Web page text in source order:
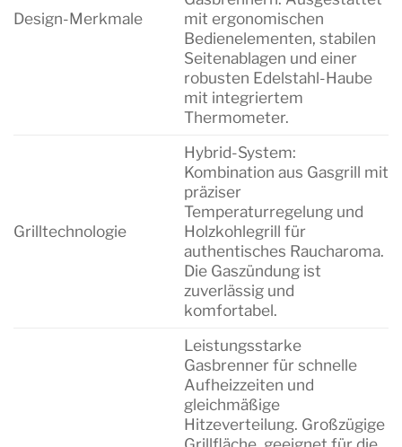
Design-Merkmale
mit ergonomischen
Bedienelementen, stabilen
Seitenablagen und einer
robusten Edelstahl-Haube
mit integriertem
Thermometer.
Grilltechnologie
Hybrid-System:
Kombination aus Gasgrill mit
präziser
Temperaturregelung und
Holzkohlegrill für
authentisches Raucharoma.
Die Gaszündung ist
zuverlässig und
komfortabel.
Leistungsstarke
Gasbrenner für schnelle
Aufheizzeiten und
gleichmäßige
Hitzeverteilung. Großzügige